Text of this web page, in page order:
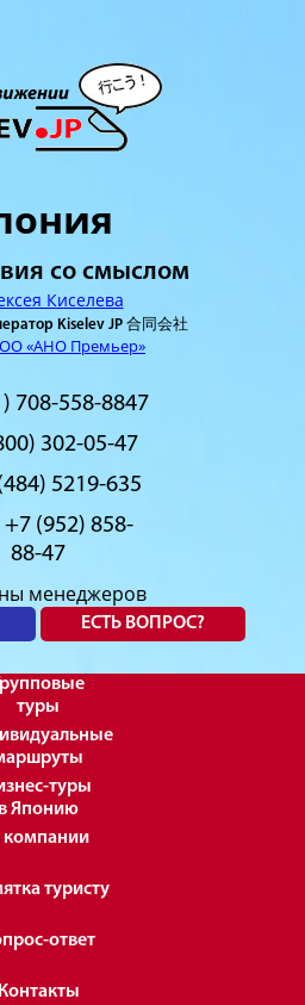
со смыслом
Киселева
Kiselev JP 合同会社
«АНО Премьер»
708-558-8847
302-05-47
5219-635
+7 (952) 858-
88-47
менеджеров
ЕСТЬ ВОПРОС?
туры
туры
в Японию
компании
туристу
ответ
Контакты